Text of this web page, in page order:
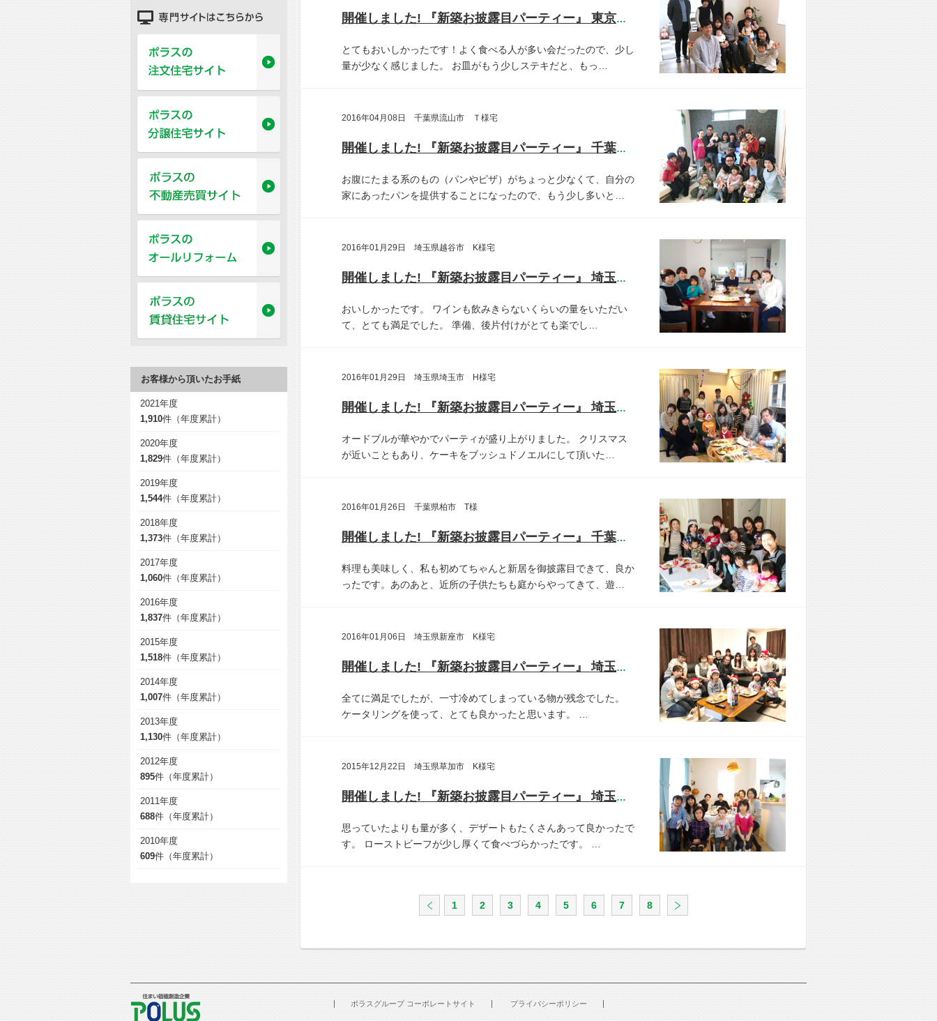
開催しました! 『新築お披露目パーティー』 東京都足立区 A様宅
とてもおいしかったです！よく食べる人が多い会だったので、少し
量が少なく感じました。
お皿がもう少しステキだと、もっ…
2016年04月08日 千葉県流山市 Ｔ様宅
開催しました! 『新築お披露目パーティー』 千葉県流山市 T様宅
お腹にたまる系のもの（パンやピザ）がちょっと少なくて、自分の
家にあったパンを提供することになったので、もう少し多いと…
2016年01月29日 埼玉県越谷市 K様宅
開催しました! 『新築お披露目パーティー』 埼玉県越谷市 K様宅
おいしかったです。
ワインも飲みきらないくらいの量をいただい
て、とても満足でした。
準備、後片付けがとても楽でし…
2016年01月29日 埼玉県埼玉市 H様宅
開催しました! 『新築お披露目パーティー』 埼玉県埼玉市 H様宅
オードブルが華やかでパーティが盛り上がりました。
クリスマス
が近いこともあり、ケーキをブッシュドノエルにして頂いた…
2016年01月26日 千葉県柏市 T様
開催しました! 『新築お披露目パーティー』 千葉県柏市 T様宅
料理も美味しく、私も初めてちゃんと新居を御披露目できて、良か
ったです。あのあと、近所の子供たちも庭からやってきて、遊…
2016年01月06日 埼玉県新座市 K様宅
開催しました! 『新築お披露目パーティー』 埼玉県新座市 K様宅
全てに満足でしたが、一寸冷めてしまっている物が残念でした。
ケータリングを使って、とても良かったと思います。
2015年12月22日 埼玉県草加市 K様宅
開催しました! 『新築お披露目パーティー』 埼玉県草加市 K様宅
思っていたよりも量が多く、デザートもたくさんあって良かったで
す。
ローストビーフが少し厚くて食べづらかったです。
1 2 3 4 5 6 7 8
お客様から頂いたお手紙
2021年度
1,910件（年度累計）
2020年度
1,829件（年度累計）
2019年度
1,544件（年度累計）
2018年度
1,373件（年度累計）
2017年度
1,060件（年度累計）
2016年度
1,837件（年度累計）
2015年度
1,518件（年度累計）
2014年度
1,007件（年度累計）
2013年度
1,130件（年度累計）
2012年度
895件（年度累計）
2011年度
688件（年度累計）
2010年度
609件（年度累計）
ポラスグループ コーポレートサイト
プライバシーポリシー